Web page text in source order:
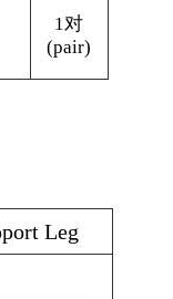
1对
(pair)
Leg